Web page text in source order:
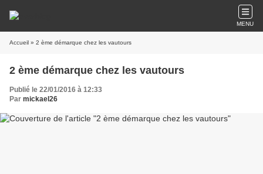
MENU
Accueil » 2 ème démarque chez les vautours
2 ème démarque chez les vautours
Publié le 22/01/2016 à 12:33
Par mickael26